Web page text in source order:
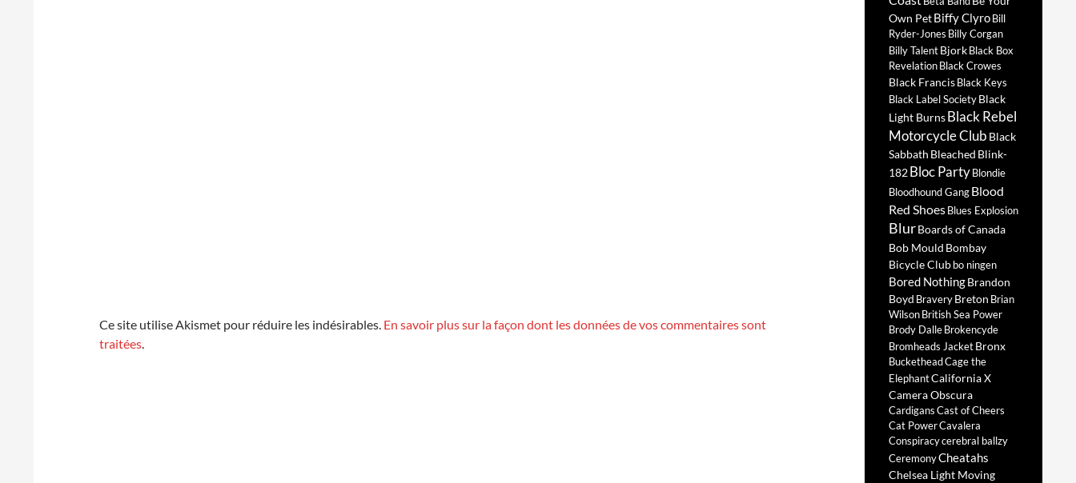
Ce site utilise Akismet pour réduire les indésirables. En savoir plus sur la façon dont les données de vos commentaires sont
traitées.
Own PetBiffy ClyroBill
Ryder-Jones Billy Corgan
Billy TalentBjorkBlack Box
RevelationBlack Crowes
Black FrancisBlack Keys
Black Label SocietyBlack
Light Burns Black Rebel
Motorcycle Club Black
Sabbath Bleached Blink-
182 Bloc PartyBlondie
Bloodhound GangBlood
Red ShoesBlues Explosion
BlurBoards of Canada
Bob Mould Bombay
Bicycle Clubbo ningen
Bored NothingBrandon
Boyd BraveryBreton Brian
WilsonBritish Sea Power
Brody DalleBrokencyde
Bromheads JacketBronx
BucketheadCage the
ElephantCalifornia X
Camera Obscura
CardigansCast of Cheers
Cat PowerCavalera
Conspiracycerebral ballzy
CeremonyCheatahs
Chelsea Light Moving